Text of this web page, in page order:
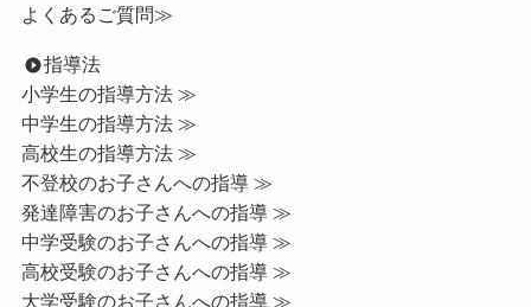
よくあるご質問≫
指導法
小学生の指導方法 ≫
中学生の指導方法 ≫
高校生の指導方法 ≫
不登校のお子さんへの指導 ≫
発達障害のお子さんへの指導 ≫
中学受験のお子さんへの指導 ≫
高校受験のお子さんへの指導 ≫
大学受験のお子さんへの指導 ≫